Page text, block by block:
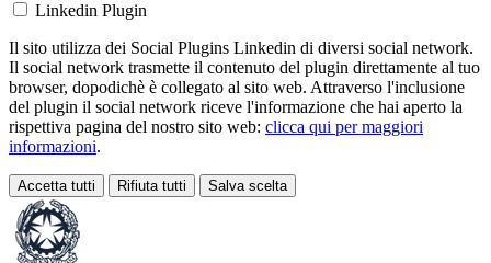
Linkedin Plugin
Il sito utilizza dei Social Plugins Linkedin di diversi social network.
Il social network trasmette il contenuto del plugin direttamente al tuo
browser, dopodichè è collegato al sito web. Attraverso l'inclusione
del plugin il social network riceve l'informazione che hai aperto la
rispettiva pagina del nostro sito web: clicca qui per maggiori
informazioni.
Accetta tutti Rifiuta tutti Salva scelta
Loading...